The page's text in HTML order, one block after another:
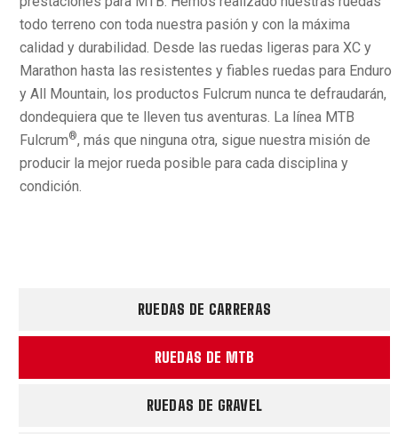
todo terreno con toda nuestra pasión y con la máxima
calidad y durabilidad. Desde las ruedas ligeras para XC y
Marathon hasta las resistentes y fiables ruedas para Enduro
y All Mountain, los productos Fulcrum nunca te defraudarán,
dondequiera que te lleven tus aventuras. La línea MTB
Fulcrum®, más que ninguna otra, sigue nuestra misión de
producir la mejor rueda posible para cada disciplina y
condición.
RUEDAS DE CARRERAS
RUEDAS DE MTB
RUEDAS DE GRAVEL